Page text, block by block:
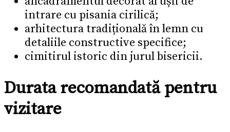
intrare cu pisania cirilică;
arhitectura tradițională în lemn cu
detaliile constructive specifice;
cimitirul istoric din jurul bisericii.
Durata recomandată pentru
vizitare